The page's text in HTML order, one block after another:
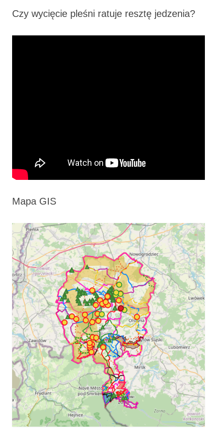
Czy wycięcie pleśni ratuje resztę jedzenia?
Mapa GIS